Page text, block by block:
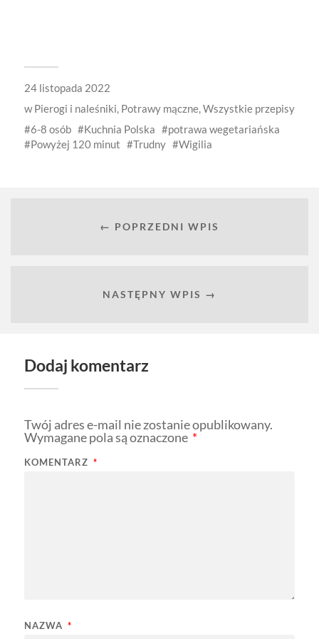
24 listopada 2022
wPierogi i naleśniki, Potrawy mączne,Wszystkie przepisy
6-8 osób
Kuchnia Polska
potrawa wegetariańska
Powyżej 120 minut
Trudny Wigilia
← POPRZEDNI WPIS
NASTĘPNY WPIS →
Dodaj komentarz
Twój adres e-mail nie zostanie opublikowany.
Wymagane pola są oznaczone *
KOMENTARZ *
NAZWA *